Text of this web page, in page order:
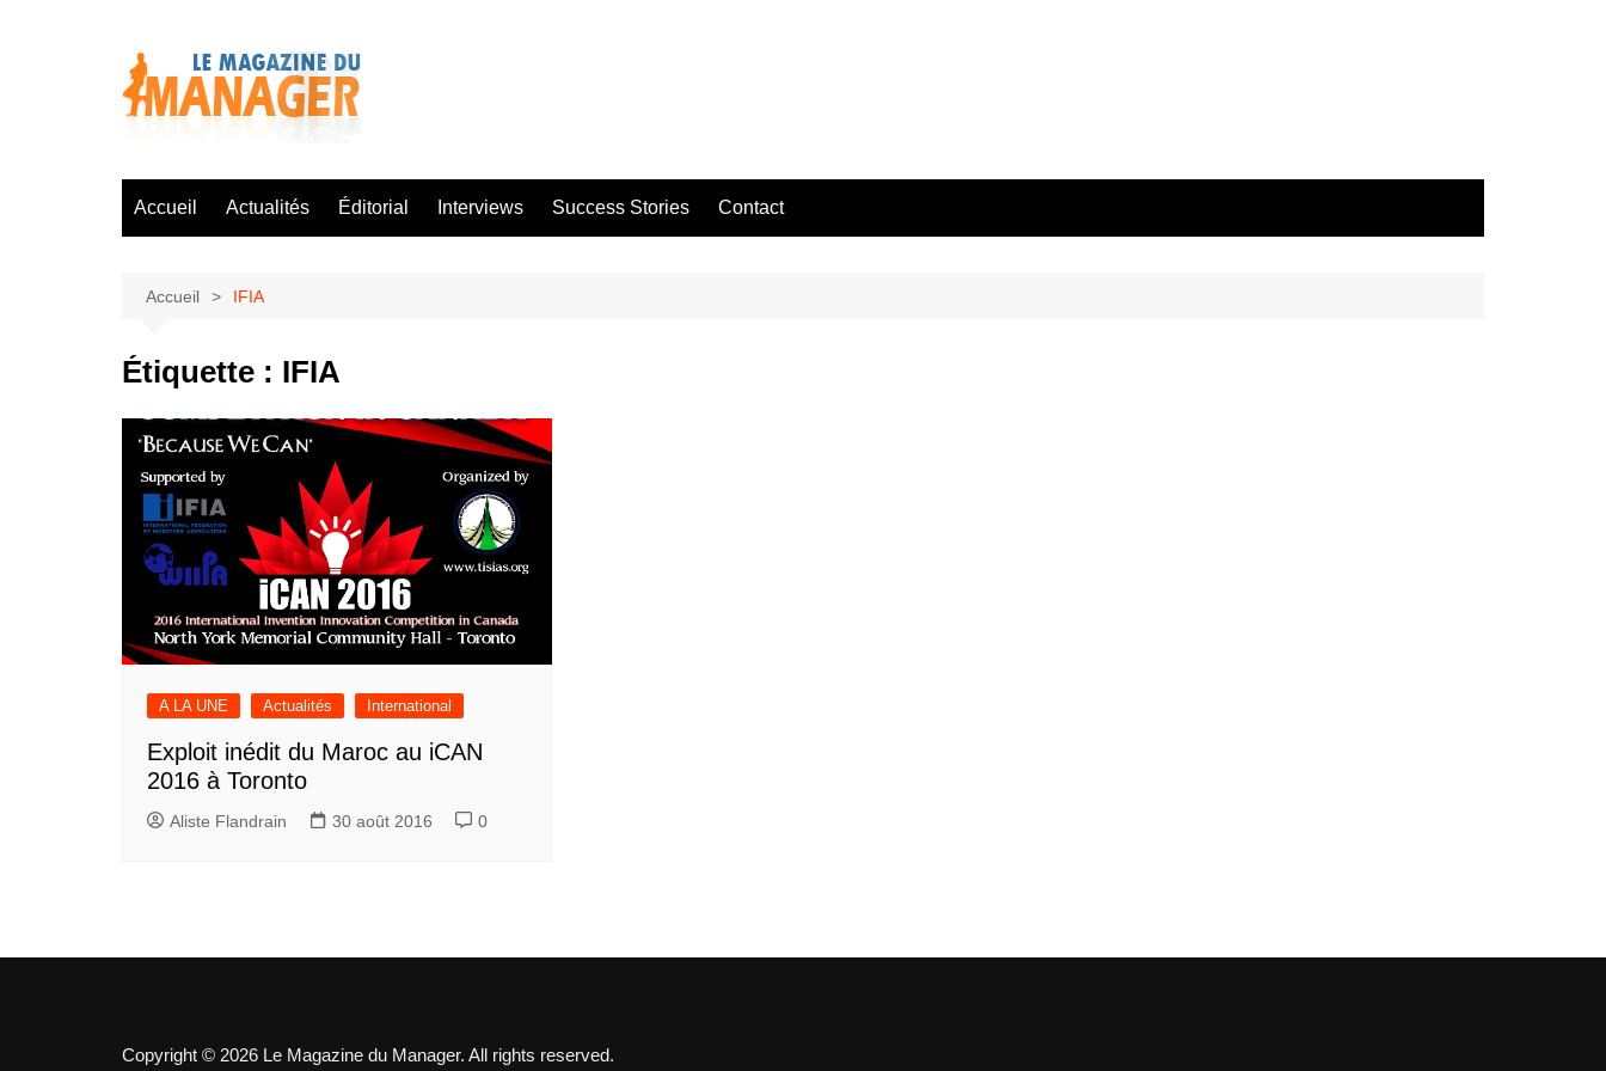
Accueil Actualités Éditorial Interviews Success Stories Contact
Accueil IFIA
Étiquette : IFIA
A LA UNE Actualités International
Exploit inédit du Maroc au iCAN
2016 à Toronto
Aliste Flandrain 30 août 2016 0
Copyright © 2026 Le Magazine du Manager. All rights reserved.